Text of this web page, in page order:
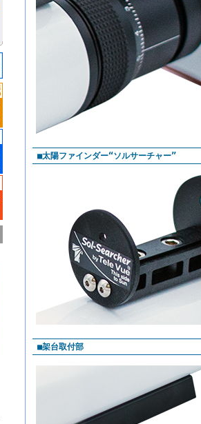
■太陽ファインダー“ソルサーチャー”
■架台取付部